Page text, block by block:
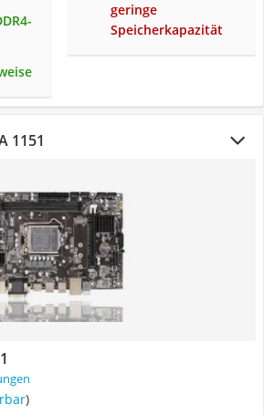
geringe
Speicherkapazität
1151
)